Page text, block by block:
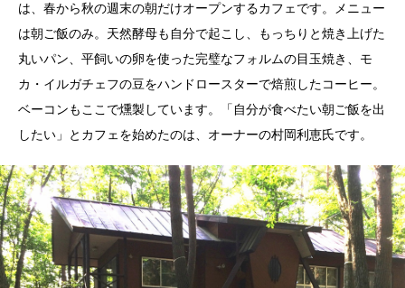
は、春から秋の週末の朝だけオープンするカフェです。メニュー
は朝ご飯のみ。天然酵母も自分で起こし、もっちりと焼き上げた
丸いパン、平飼いの卵を使った完璧なフォルムの目玉焼き、モ
カ・イルガチェフの豆をハンドロースターで焙煎したコーヒー。
ベーコンもここで燻製しています。「自分が食べたい朝ご飯を出
したい」とカフェを始めたのは、オーナーの村岡利恵氏です。